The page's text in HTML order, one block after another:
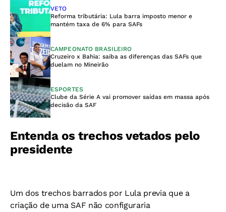
VETO
Reforma tributária: Lula barra imposto menor e
mantém taxa de 6% para SAFs
CAMPEONATO BRASILEIRO
Cruzeiro x Bahia: saiba as diferenças das SAFs que
duelam no Mineirão
ESPORTES
Clube da Série A vai promover saídas em massa após
decisão da SAF
Entenda os trechos vetados pelo
presidente
Um dos trechos barrados por Lula previa que a
criação de uma SAF não configuraria